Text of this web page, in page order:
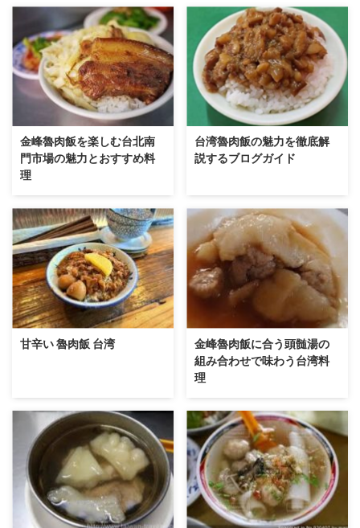
金峰魯肉飯を楽しむ台北南
門市場の魅力とおすすめ料
理
台湾魯肉飯の魅力を徹底解
説するブログガイド
甘辛い 魯肉飯 台湾
金峰魯肉飯に合う頭髄湯の
組み合わせで味わう台湾料
理